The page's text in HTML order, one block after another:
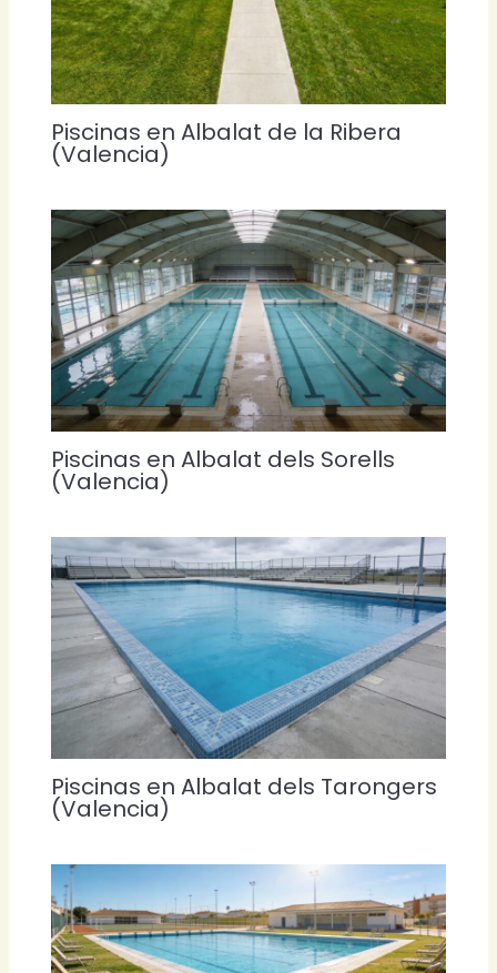
Piscinas en Albalat de la Ribera
(Valencia)
Piscinas en Albalat dels Sorells
(Valencia)
Piscinas en Albalat dels Tarongers
(Valencia)